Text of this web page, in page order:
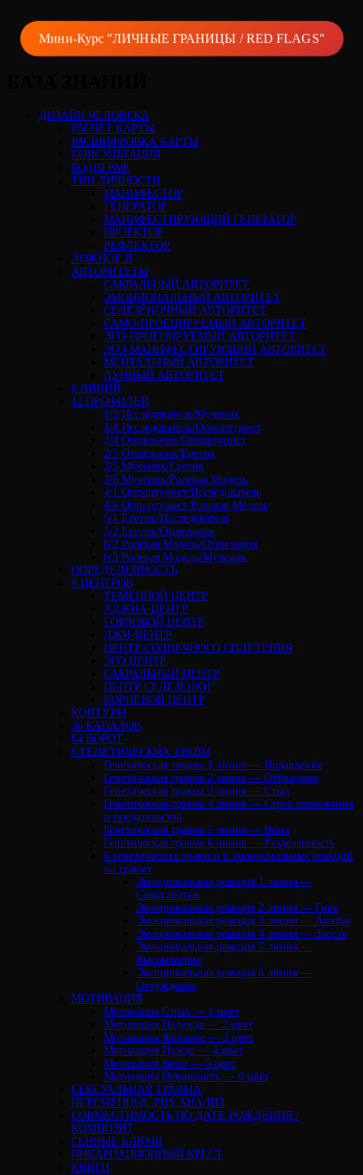
Мини-Курс "ЛИЧНЫЕ ГРАНИЦЫ / RED FLAGS"
ДИЗАЙН ЧЕЛОВЕКА
РАСЧЕТ КАРТЫ
РАСШИФРОВКА КАРТЫ
КОНСУЛЬТАЦИЯ
БОДИГРАФ
ТИП ЛИЧНОСТИ
МАНИФЕСТОР
ГЕНЕРАТОР
МАНИФЕСТИРУЮЩИЙ ГЕНЕРАТОР
ПРОЕКТОР
РЕФЛЕКТОР
ЛОЖНОЕ Я
АВТОРИТЕТЫ
САКРАЛЬНЫЙ АВТОРИТЕТ
ЭМОЦИОНАЛЬНЫЙ АВТОРИТЕТ
СЕЛЕЗЁНОЧНЫЙ АВТОРИТЕТ
САМО-ПРОЕЦИРУЕМЫЙ АВТОРИТЕТ
ЭГО-ПРОЕЦИРУЕМЫЙ АВТОРИТЕТ
ЭГО-МАНИФЕСТИРУЮЩИЙ АВТОРИТЕТ
МЕНТАЛЬНЫЙ АВТОРИТЕТ
ЛУННЫЙ АВТОРИТЕТ
6 ЛИНИЙ
12 ПРОФИЛЕЙ
1/3 Исследователь/Мученик
1/4 Исследователь/Оппортунист
2/4 Отшельник/Оппортунист
2/5 Отшельник/Еретик
3/5 Мученик/Еретик
3/6 Мученик/Ролевая Модель
4/1 Оппортунист/Исследователь
4/6 Оппортунист/Ролевая Модель
5/1 Еретик/Исследователь
5/2 Еретик/Отшельник
6/2 Ролевая Модель/Отшельник
6/3 Ролевая Модель/Мученик
ОПРЕДЕЛЕННОСТЬ
9 ЦЕНТРОВ
ТЕМЕННОЙ ЦЕНТР
АДЖНА-ЦЕНТР
ГОРЛОВОЙ ЦЕНТР
ДЖИ-ЦЕНТР
ЦЕНТР СОЛНЕЧНОГО СПЛЕТЕНИЯ
ЭГО ЦЕНТР
САКРАЛЬНЫЙ ЦЕНТР
ЦЕНТР СЕЛЕЗЕНКИ
КОРНЕВОЙ ЦЕНТР
КОНТУРЫ
36 КАНАЛОВ
64 ВОРОТ
6 ГЕНЕТИЧЕСКИХ ТРАВМ
Генетическая травма 1 линия — Подавление
Генетическая травма 2 линия — Отрицание
Генетическая травма 3 линия — Стыд
Генетическая травма 4 линия — Страх отвержения
и предательства
Генетическая травма 5 линия — Вина
Генетическая травма 6 линия — Разделенность
6 генетических травм и 6 эмоциональных реакций
на травму
Эмоциональная реакция 1 линия —
Самосаботаж
Эмоциональная реакция 2 линия — Гнев
Эмоциональная реакция 3 линия — Апатия
Эмоциональная реакция 4 линия — Злость
Эмоциональная реакция 5 линия —
Высокомерие
Эмоциональная реакция 6 линия —
Отчуждение
МОТИВАЦИЯ
Мотивация Страх — 1 цвет
Мотивация Надежда — 2 цвет
Мотивация Желание — 3 цвет
Мотивация Нужда — 4 цвет
Мотивация Вина — 5 цвет
Мотивация Невинность — 6 цвет
СЕКСУАЛЬНАЯ ТРАВМА
ПЕРЕМЕННЫЕ PHS АНАЛИЗ
CОВМЕСТИМОСТЬ ПО ДАТЕ РОЖДЕНИЯ /
КОМПОЗИТ
ГЕННЫЕ КЛЮЧИ
ИНКАРНАЦИОННЫЙ КРЕСТ
КНИГИ